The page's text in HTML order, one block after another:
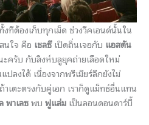
ทีต้องเก็บทุกเม็ด ช่วงวีคเอนด์นั้นใน
นใจ คือ เชลซีเปิดถิ่นเจอกับ แอสตัน
ะครับ กับสิงห์บลูยุคถ่ายเลือดใหม่
ปลงได้ เนื่องจากพรีเมียร์ลีกยังไม่
าเตะตรงกับคู่เอก เราก็ดูแม็ทช์อื่นแทน
พาเลซพบ ฟูแล่ม เป็นลอนดอนดาร์บี้